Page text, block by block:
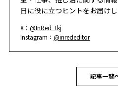
日に役に立つヒントをお届けし
X：@InRed_tkj
Instagram：@inrededitor
記事一覧